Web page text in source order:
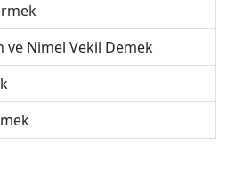
ve Nimel Vekil Demek